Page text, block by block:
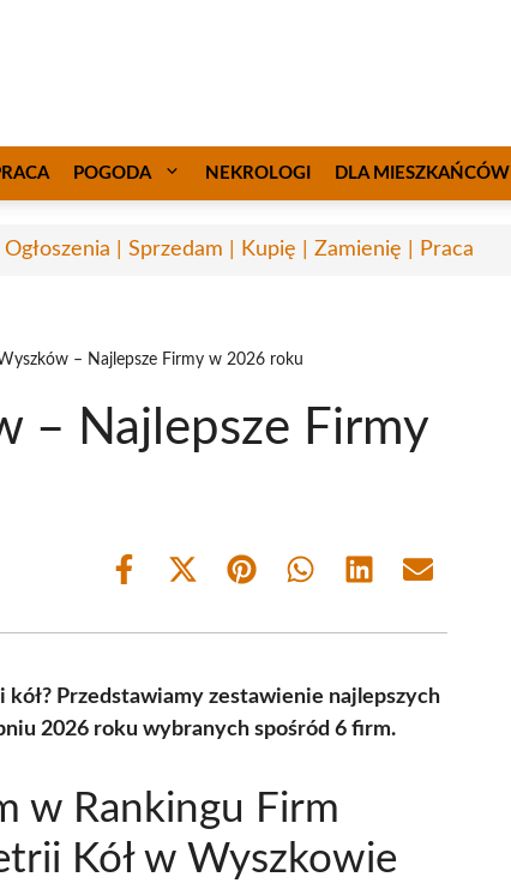
POGODA NEKROLOGI DLA MIESZKAŃCÓW
| Sprzedam | Kupię | Zamienię | Praca
– Najlepsze Firmy w 2026 roku
– Najlepsze Firmy
Share
Share
(Twitter)
Share Share Share Share
Przedstawiamy zestawienie najlepszych
2026 roku wybranych spośród 6 firm.
w Rankingu Firm
Kół w Wyszkowie